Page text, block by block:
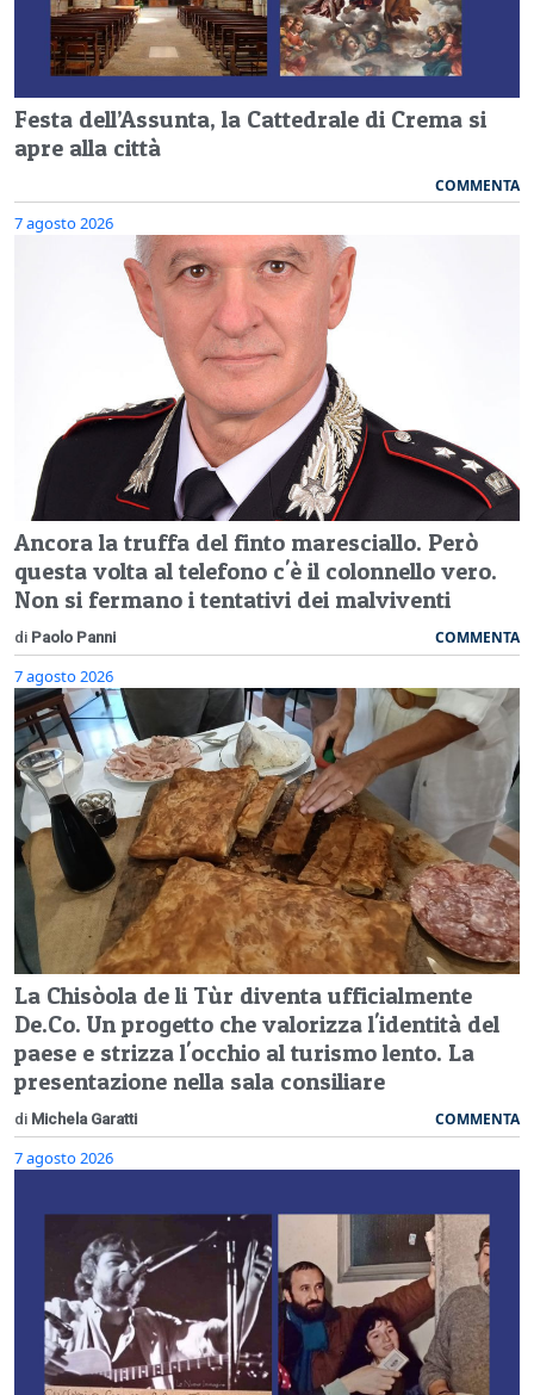
Festa dell’Assunta, la Cattedrale di Crema si
apre alla città
COMMENTA
7 agosto 2026
Ancora la truffa del finto maresciallo. Però
questa volta al telefono c'è il colonnello vero.
Non si fermano i tentativi dei malviventi
di Paolo Panni COMMENTA
7 agosto 2026
La Chisòola de li Tùr diventa ufficialmente
De.Co. Un progetto che valorizza l'identità del
paese e strizza l'occhio al turismo lento. La
presentazione nella sala consiliare
di Michela Garatti COMMENTA
7 agosto 2026